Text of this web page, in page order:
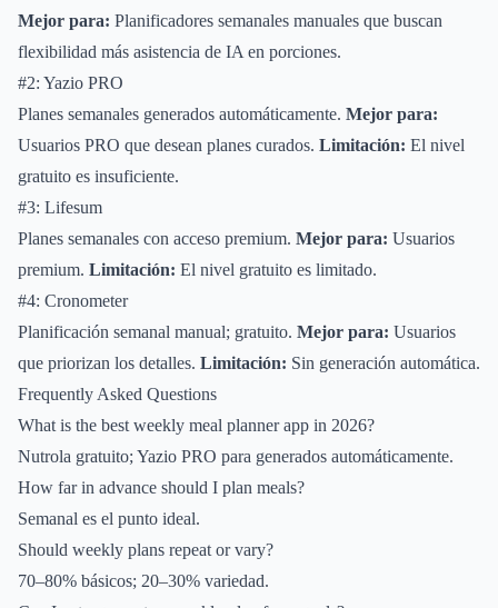
Mejor para: Planificadores semanales manuales que buscan
flexibilidad más asistencia de IA en porciones.
#2: Yazio PRO
Planes semanales generados automáticamente. Mejor para:
Usuarios PRO que desean planes curados. Limitación: El nivel
gratuito es insuficiente.
#3: Lifesum
Planes semanales con acceso premium. Mejor para: Usuarios
premium. Limitación: El nivel gratuito es limitado.
#4: Cronometer
Planificación semanal manual; gratuito. Mejor para: Usuarios
que priorizan los detalles. Limitación: Sin generación automática.
Frequently Asked Questions
What is the best weekly meal planner app in 2026?
Nutrola gratuito; Yazio PRO para generados automáticamente.
How far in advance should I plan meals?
Semanal es el punto ideal.
Should weekly plans repeat or vary?
70–80% básicos; 20–30% variedad.